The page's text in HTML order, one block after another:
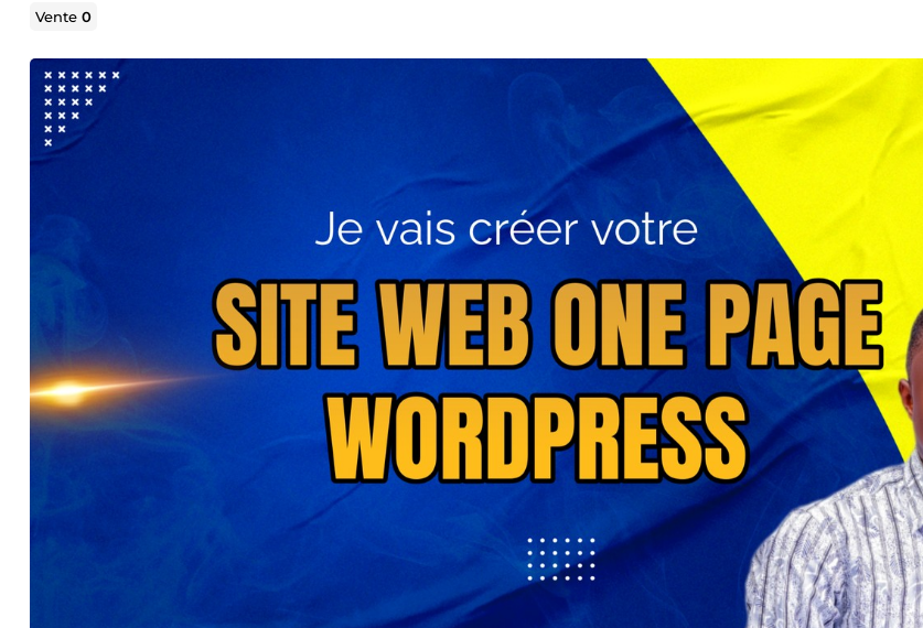
Vente0